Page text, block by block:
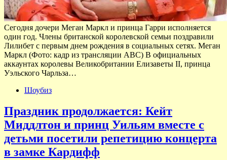
Сегодня дочери Меган Маркл и принца Гарри исполняется
один год. Члены британской королевской семьи поздравили
Лилибет с первым днем рождения в социальных сетях. Меган
Маркл (Фото: кадр из трансляции АВС) В официальных
аккаунтах королевы Великобритании Елизаветы II, принца
Уэльского Чарльза…
Шоубиз
Праздник продолжается: Кейт
Миддлтон и принц Уильям вместе с
детьми посетили репетицию концерта
в замке Кардифф